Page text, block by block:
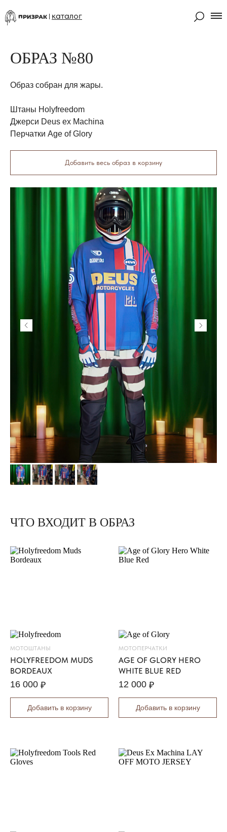
каталог
ОБРАЗ №80
Образ собран для жары.
Штаны Holyfreedom
Джерси Deus ex Machina
Перчатки Age of Glory
Добавить весь образ в корзину
ЧТО ВХОДИТ В ОБРАЗ
МОТОШТАНЫ
HOLYFREEDOM MUDS
BORDEAUX
16 000 ₽
Добавить в корзину
МОТОПЕРЧАТКИ
AGE OF GLORY HERO
WHITE BLUE RED
12 000 ₽
Добавить в корзину
O
L
I
T
R
I
B
B
E
К
У
Р